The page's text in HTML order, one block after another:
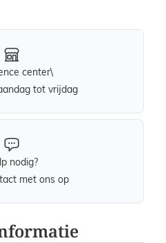
center\
tot vrijdag
nodig?
met ons op